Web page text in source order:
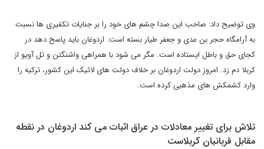
وی توضیح داد: صاحب این صدا چشم های خود را بر جنایات تکفیری ها نسبت
به آرامگاه حجر بن عدی و جعفر طیار بسته است. اردوغان باید پاسخ دهد در
کجای حق و باطل ایستاده است. مگر می شود با همراهی واشنگتن و تل آویو از
کربلا دم زد. امروز دولت اردوغان بر خلاف دولت های لائیک این کشور، ترکیه را
وارد کشمکش های مذهبی کرده است.
تلاش برای تغییر معادلات در عراق اثبات می کند اردوغان در نقطه
مقابل قربانیان کربلاست